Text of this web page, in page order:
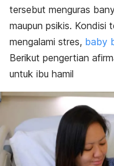
tersebut menguras
maupun psikis. Kondisi
mengalami stres, baby
Berikut pengertian
untuk ibu hamil